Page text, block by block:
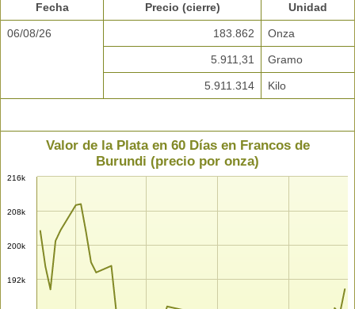
Fecha Precio (cierre) Unidad
06/08/26 183.862 Onza
5.911,31 Gramo
5.911.314 Kilo
Valor de la Plata en 60 Días en Francos de
Burundi (precio por onza)
192k
200k
208k
216k